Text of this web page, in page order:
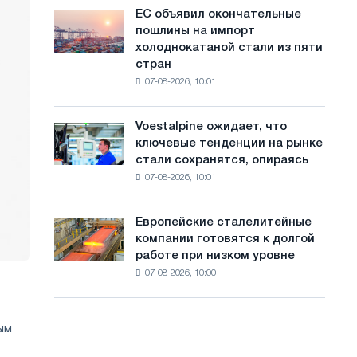
с
а
трамвайных
путей
объявил
окончательные
холоднокатаной
стали
из
ЕС объявил окончательные
пошлины на импорт
холоднокатаной стали из пяти
стран
07-08-2026, 10:01
Voestalpine
ожидает,
что
рынке
стали
на
Voestalpine ожидает, что
ключевые тенденции на рынке
стали сохранятся, опираясь
07-08-2026, 10:01
Европейские
сталелитейные
компании
Европейские сталелитейные
компании готовятся к долгой
работе при низком уровне
07-08-2026, 10:00